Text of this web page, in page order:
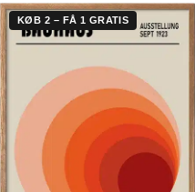
KØB 2 – FÅ 1 GRATIS